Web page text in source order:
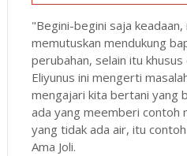
"Begini-begini saja keadaan,
memutuskan mendukung
perubahan, selain itu
Eliyunus ini mengerti
mengajari kita bertani yang
ada yang meemberi contoh
yang tidak ada air, itu
Ama Joli.